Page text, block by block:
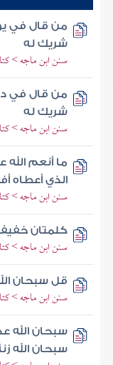
من قال في يوم
شريك له
سنن ابن ماجه >
من قال في دبر
شريك له
سنن ابن ماجه >
ما أنعم الله
الذي أعطاه
سنن ابن ماجه >
كلمتان
سنن ابن ماجه >
قل سبحان الله
سنن ابن ماجه >
سبحان الله
سبحان الله